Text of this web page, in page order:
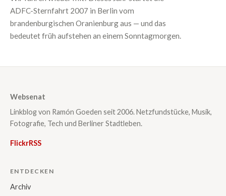
ADFC-Sternfahrt 2007 in Berlin vom
brandenburgischen Oranienburg aus — und das
bedeutet früh aufstehen an einem Sonntagmorgen.
Websenat
Linkblog von Ramón Goeden seit 2006. Netzfundstücke, Musik,
Fotografie, Tech und Berliner Stadtleben.
FlickrRSS
ENTDECKEN
Archiv